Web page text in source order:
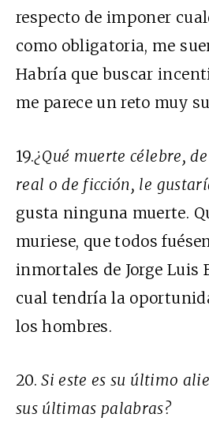
respecto de imponer
como obligatoria, me
Habría que buscar
me parece un reto muy
19.¿Qué muerte célebre,
real o de ficción, le
gusta ninguna muerte.
muriese, que todos
inmortales de Jorge Luis
cual tendría la
los hombres.
20.Si este es su último
sus últimas palabras?